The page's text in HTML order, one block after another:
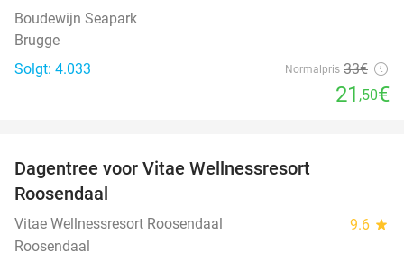
Boudewijn Seapark
Brugge
Solgt: 4.033
Normalpris 33€
21 ,50€
Dagentree voor Vitae Wellnessresort
Roosendaal
Vitae Wellnessresort Roosendaal 9.6 star
Roosendaal